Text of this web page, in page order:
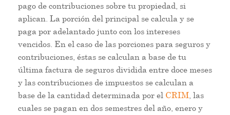
pago de contribuciones sobre tu propiedad, si
aplican. La porción del principal se calcula y se
paga por adelantado junto con los intereses
vencidos. En el caso de las porciones para seguros y
contribuciones, éstas se calculan a base de tu
última factura de seguros dividida entre doce meses
y las contribuciones de impuestos se calculan a
base de la cantidad determinada por el CRIM, las
cuales se pagan en dos semestres del año, enero y